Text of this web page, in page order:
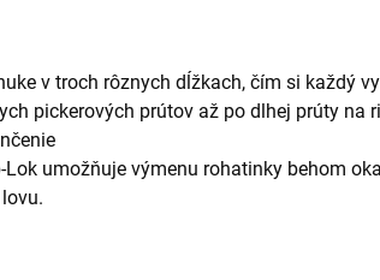
v troch rôznych dĺžkach, čím si každý
pickerových prútov až po dlhej prúty na
Lok umožňuje výmenu rohatinky behom